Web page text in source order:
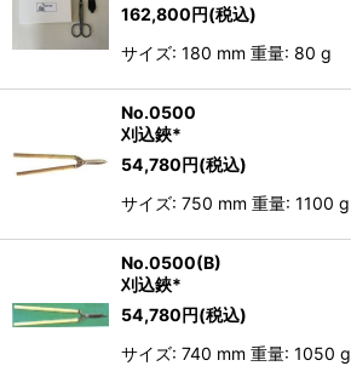
162,800円(税込)
サイズ: 180 mm 重量: 80 g
No.0500
刈込鋏*
54,780円(税込)
サイズ: 750 mm 重量: 1100 g
No.0500(B)
刈込鋏*
54,780円(税込)
サイズ: 740 mm 重量: 1050 g